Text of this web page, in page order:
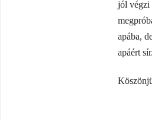
jól végzi
apába,
apáért sír.